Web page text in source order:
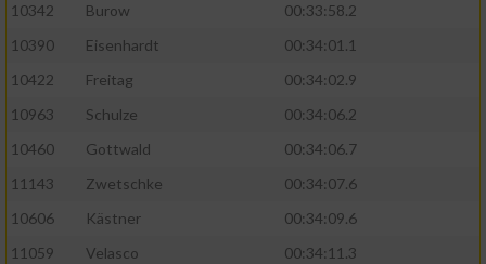
10342
Burow
00:33:58.2
10390
Eisenhardt
00:34:01.1
10422
Freitag
00:34:02.9
10963
Schulze
00:34:06.2
10460
Gottwald
00:34:06.7
11143
Zwetschke
00:34:07.6
10606
Kästner
00:34:09.6
11059
Velasco
00:34:11.3